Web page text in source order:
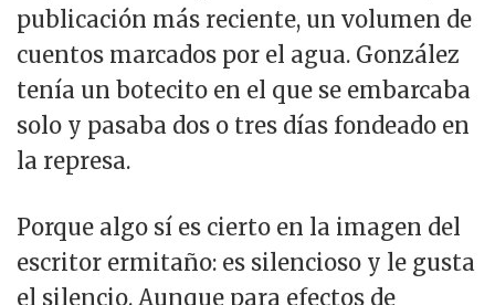
publicación más reciente, un volumen de
cuentos marcados por el agua. González
tenía un botecito en el que se embarcaba
solo y pasaba dos o tres días fondeado en
la represa.
Porque algo sí es cierto en la imagen del
escritor ermitaño: es silencioso y le gusta
el silencio. Aunque para efectos de